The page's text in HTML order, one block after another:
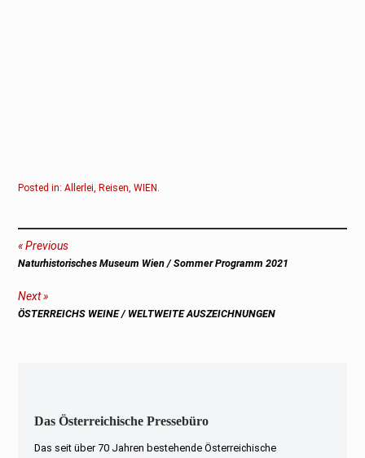
Posted in:Allerlei,Reisen,WIEN.
Beitragsnavigation
Previous
Previous
Naturhistorisches Museum Wien / Sommer Programm 2021
Next
Next
ÖSTERREICHS WEINE / WELTWEITE AUSZEICH­NUNGEN
Das Österreichische Pressebüro
Das seit über 70 Jahren bestehende Österreichische